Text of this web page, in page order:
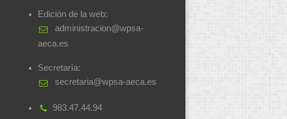
Edición de la web:
administracion@wpsa-
aeca.es
Secretaría:
secretaria@wpsa-aeca.es
983.47.44.94